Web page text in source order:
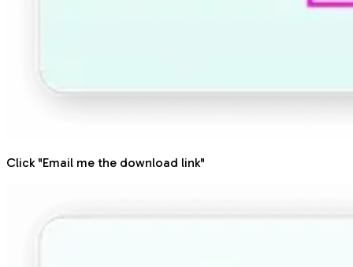
Click "Email me the download link"